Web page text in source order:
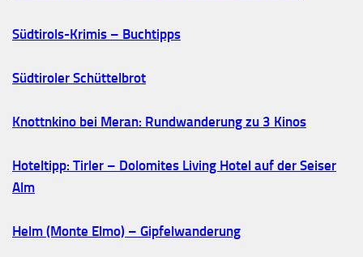
Südtirols-Krimis – Buchtipps
Südtiroler Schüttelbrot
Knottnkino bei Meran: Rundwanderung zu 3 Kinos
Hoteltipp: Tirler – Dolomites Living Hotel auf der Seiser
Alm
Helm (Monte Elmo) – Gipfelwanderung